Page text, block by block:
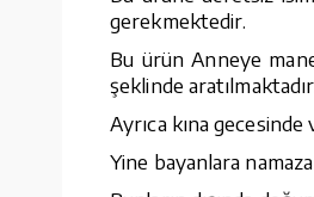
gerekmektedir.
Bu ürün Anneye
şeklinde
Ayrıca kına
Yine bayanlara